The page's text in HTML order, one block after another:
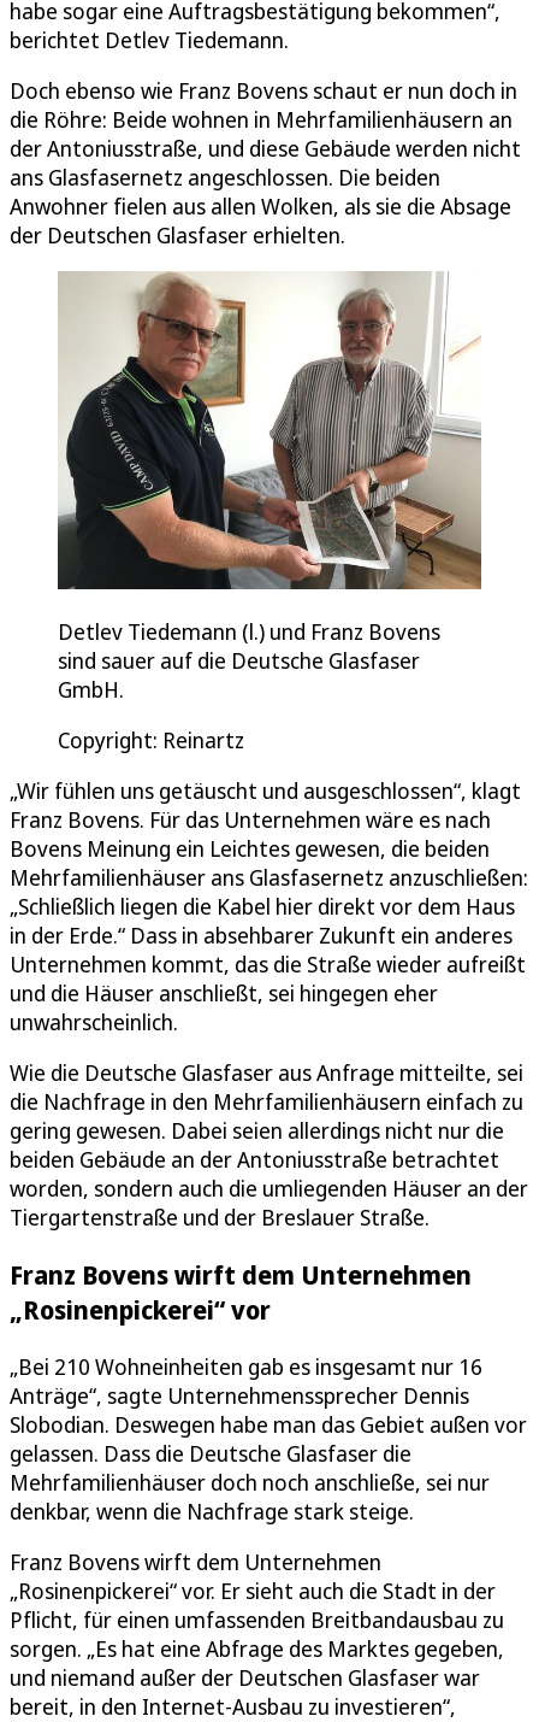
habe sogar eine Auftragsbestätigung bekommen“,
berichtet Detlev Tiedemann.
Doch ebenso wie Franz Bovens schaut er nun doch in
die Röhre: Beide wohnen in Mehrfamilienhäusern an
der Antoniusstraße, und diese Gebäude werden nicht
ans Glasfasernetz angeschlossen. Die beiden
Anwohner fielen aus allen Wolken, als sie die Absage
der Deutschen Glasfaser erhielten.
Detlev Tiedemann (l.) und Franz Bovens
sind sauer auf die Deutsche Glasfaser
GmbH.
Copyright: Reinartz
„Wir fühlen uns getäuscht und ausgeschlossen“, klagt
Franz Bovens. Für das Unternehmen wäre es nach
Bovens Meinung ein Leichtes gewesen, die beiden
Mehrfamilienhäuser ans Glasfasernetz anzuschließen:
„Schließlich liegen die Kabel hier direkt vor dem Haus
in der Erde.“ Dass in absehbarer Zukunft ein anderes
Unternehmen kommt, das die Straße wieder aufreißt
und die Häuser anschließt, sei hingegen eher
unwahrscheinlich.
Wie die Deutsche Glasfaser aus Anfrage mitteilte, sei
die Nachfrage in den Mehrfamilienhäusern einfach zu
gering gewesen. Dabei seien allerdings nicht nur die
beiden Gebäude an der Antoniusstraße betrachtet
worden, sondern auch die umliegenden Häuser an der
Tiergartenstraße und der Breslauer Straße.
Franz Bovens wirft dem Unternehmen
„Rosinenpickerei“ vor
„Bei 210 Wohneinheiten gab es insgesamt nur 16
Anträge“, sagte Unternehmenssprecher Dennis
Slobodian. Deswegen habe man das Gebiet außen vor
gelassen. Dass die Deutsche Glasfaser die
Mehrfamilienhäuser doch noch anschließe, sei nur
denkbar, wenn die Nachfrage stark steige.
Franz Bovens wirft dem Unternehmen
„Rosinenpickerei“ vor. Er sieht auch die Stadt in der
Pflicht, für einen umfassenden Breitbandausbau zu
sorgen. „Es hat eine Abfrage des Marktes gegeben,
und niemand außer der Deutschen Glasfaser war
bereit, in den Internet-Ausbau zu investieren“,